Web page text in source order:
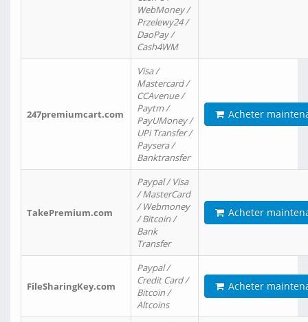
WebMoney /
Przelewy24 /
DaoPay /
Cash4WM
247premiumcart.com
Visa /
Mastercard /
CCAvenue /
Paytm /
PayUMoney /
UPi Transfer /
Paysera /
Banktransfer
Acheter
TakePremium.com
Paypal / Visa
/ MasterCard
/ Webmoney
/ Bitcoin /
Bank
Transfer
Acheter
FileSharingKey.com
Paypal /
Credit Card /
Bitcoin /
Altcoins
Acheter